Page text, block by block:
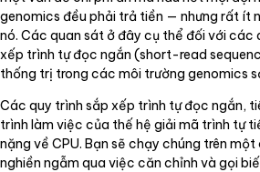
genomics đều phải trả tiền — nhưng rất ít
nó. Các quan sát ở đây cụ thể đối với các
xếp trình tự đọc ngắn (short-read
thống trị trong các môi trường genomics
Các quy trình sắp xếp trình tự đọc ngắn,
trình làm việc của thế hệ giải mã trình tự
nặng về CPU. Bạn sẽ chạy chúng trên
nghiền ngẫm qua việc căn chỉnh và gọi